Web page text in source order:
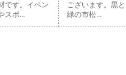
です。イベン
スポ...
ございます。黒と
緑の市松...